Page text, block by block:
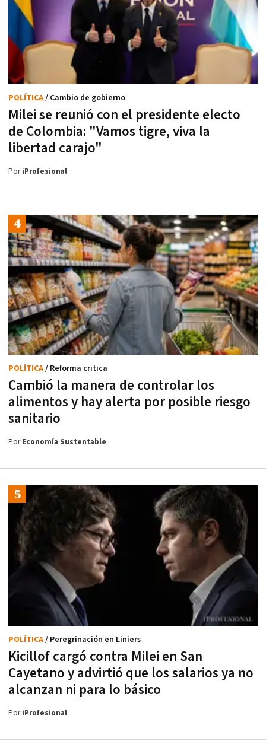
Milei se reunió con el presidente electo
de Colombia: "Vamos tigre, viva la
libertad carajo"
POLÍTICA/ Cambio de gobierno
PoriProfesional
Cambió la manera de controlar los
alimentos y hay alerta por posible riesgo
sanitario
POLÍTICA/ Reforma critica
PorEconomía Sustentable
Kicillof cargó contra Milei en San
Cayetano y advirtió que los salarios ya no
alcanzan ni para lo básico
POLÍTICA/ Peregrinación en Liniers
PoriProfesional